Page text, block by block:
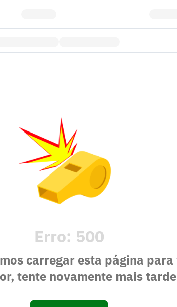
Erro: 500
carregar esta página para
tente novamente mais